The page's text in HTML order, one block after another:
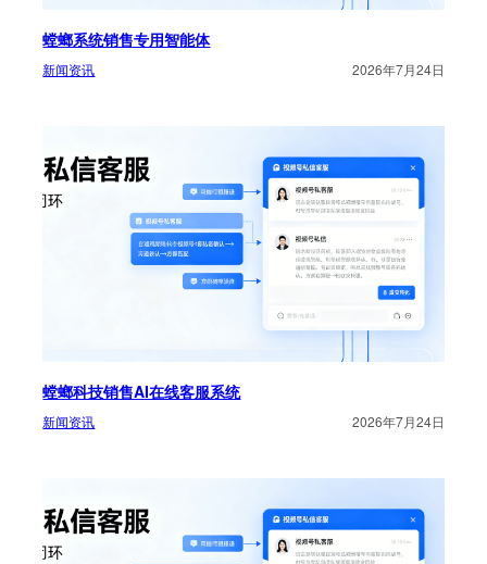
螳螂系统销售专用智能体
新闻资讯 2026年7月24日
螳螂科技销售AI在线客服系统
新闻资讯 2026年7月24日